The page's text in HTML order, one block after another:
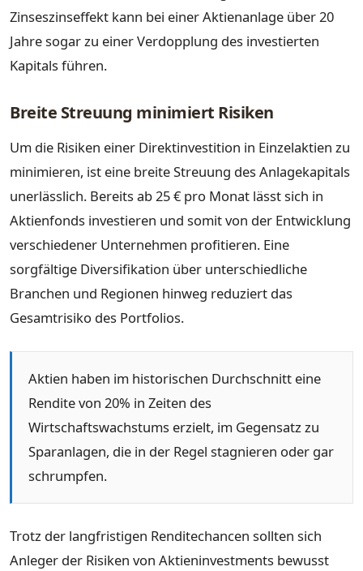
Zinseszinseffekt kann bei einer Aktienanlage über 20
Jahre sogar zu einer Verdopplung des investierten
Kapitals führen.
Breite Streuung minimiert Risiken
Um die Risiken einer Direktinvestition in Einzelaktien zu
minimieren, ist eine breite Streuung des Anlagekapitals
unerlässlich. Bereits ab 25 € pro Monat lässt sich in
Aktienfonds investieren und somit von der Entwicklung
verschiedener Unternehmen profitieren. Eine
sorgfältige Diversifikation über unterschiedliche
Branchen und Regionen hinweg reduziert das
Gesamtrisiko des Portfolios.
Aktien haben im historischen Durchschnitt eine
Rendite von 20% in Zeiten des
Wirtschaftswachstums erzielt, im Gegensatz zu
Sparanlagen, die in der Regel stagnieren oder gar
schrumpfen.
Trotz der langfristigen Renditechancen sollten sich
Anleger der Risiken von Aktieninvestments bewusst